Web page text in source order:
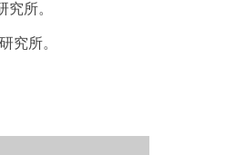
所。
究所。